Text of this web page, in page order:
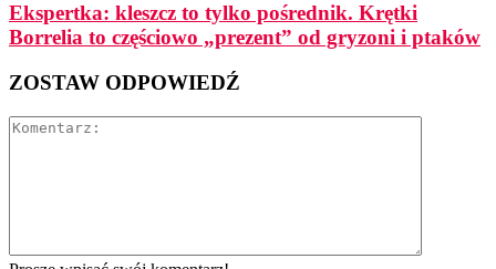
Ekspertka: kleszcz to tylko pośrednik. Krętki
Borrelia to częściowo „prezent” od gryzoni i ptaków
ZOSTAW ODPOWIEDŹ